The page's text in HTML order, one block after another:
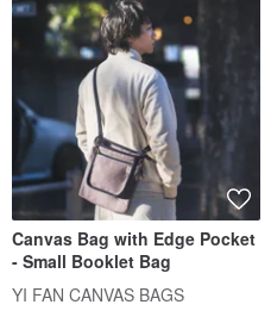
Canvas Bag with Edge Pocket
- Small Booklet Bag
YI FAN CANVAS BAGS